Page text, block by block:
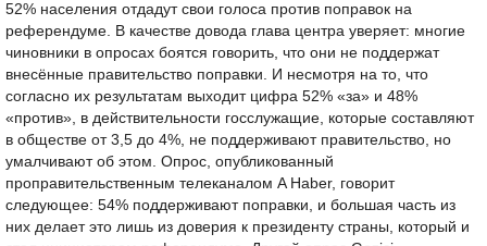
52% населения отдадут свои голоса против поправок на
референдуме. В качестве довода глава центра уверяет: многие
чиновники в опросах боятся говорить, что они не поддержат
внесённые правительство поправки. И несмотря на то, что
согласно их результатам выходит цифра 52% «за» и 48%
«против», в действительности госслужащие, которые составляют
в обществе от 3,5 до 4%, не поддерживают правительство, но
умалчивают об этом. Опрос, опубликованный
проправительственным телеканалом A Haber, говорит
следующее: 54% поддерживают поправки, и большая часть из
них делает это лишь из доверия к президенту страны, который и